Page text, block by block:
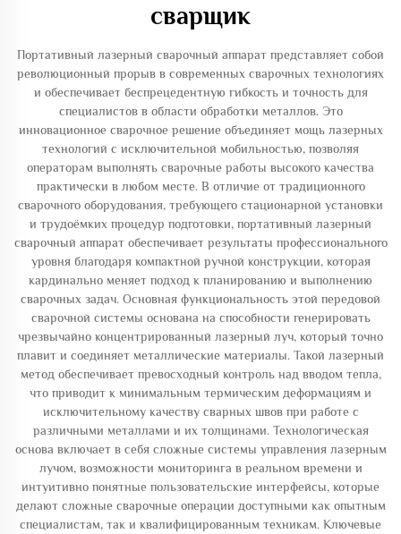
сварщик
Портативный лазерный сварочный аппарат представляет собой
революционный прорыв в современных сварочных технологиях
и обеспечивает беспрецедентную гибкость и точность для
специалистов в области обработки металлов. Это
инновационное сварочное решение объединяет мощь лазерных
технологий с исключительной мобильностью, позволяя
операторам выполнять сварочные работы высокого качества
практически в любом месте. В отличие от традиционного
сварочного оборудования, требующего стационарной установки
и трудоёмких процедур подготовки, портативный лазерный
сварочный аппарат обеспечивает результаты профессионального
уровня благодаря компактной ручной конструкции, которая
кардинально меняет подход к планированию и выполнению
сварочных задач. Основная функциональность этой передовой
сварочной системы основана на способности генерировать
чрезвычайно концентрированный лазерный луч, который точно
плавит и соединяет металлические материалы. Такой лазерный
метод обеспечивает превосходный контроль над вводом тепла,
что приводит к минимальным термическим деформациям и
исключительному качеству сварных швов при работе с
различными металлами и их толщинами. Технологическая
основа включает в себя сложные системы управления лазерным
лучом, возможности мониторинга в реальном времени и
интуитивно понятные пользовательские интерфейсы, которые
делают сложные сварочные операции доступными как опытным
специалистам, так и квалифицированным техникам. Ключевые